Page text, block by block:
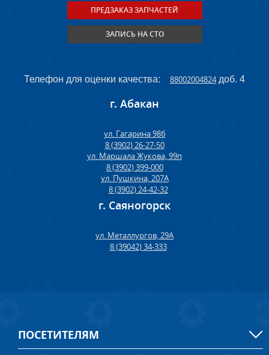
ПРЕДЗАКАЗ ЗАПЧАСТЕЙ
ЗАПИСЬ НА СТО
Телефон для оценки качества: 88002004824доб. 4
г. Абакан
ул. Гагарина 98б
8 (3902) 26-27-50
ул. Маршала Жукова, 99п
8 (3902) 399-000
ул. Пушкина, 207А
8 (3902) 24-42-32
г. Саяногорск
ул. Металлургов, 29А
8 (39042) 34-333
ПОСЕТИТЕЛЯМ